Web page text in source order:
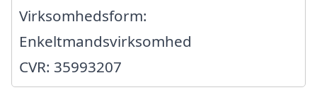
Virksomhedsform:
Enkeltmandsvirksomhed
CVR: 35993207